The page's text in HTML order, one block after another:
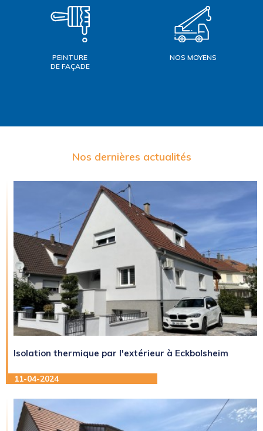
PEINTURE
DE FAÇADE
NOS MOYENS
Nos dernières actualités
Isolation thermique par l'extérieur à Eckbolsheim
11-04-2024